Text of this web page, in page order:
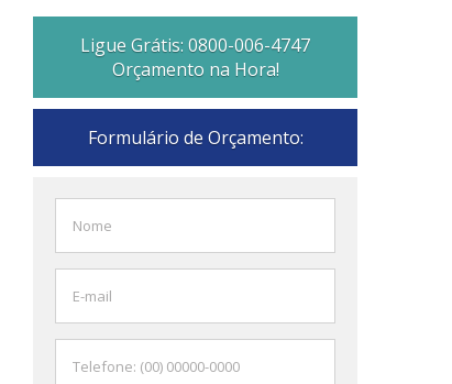
Ligue Grátis: 0800-006-4747
Orçamento na Hora!
Formulário de Orçamento: